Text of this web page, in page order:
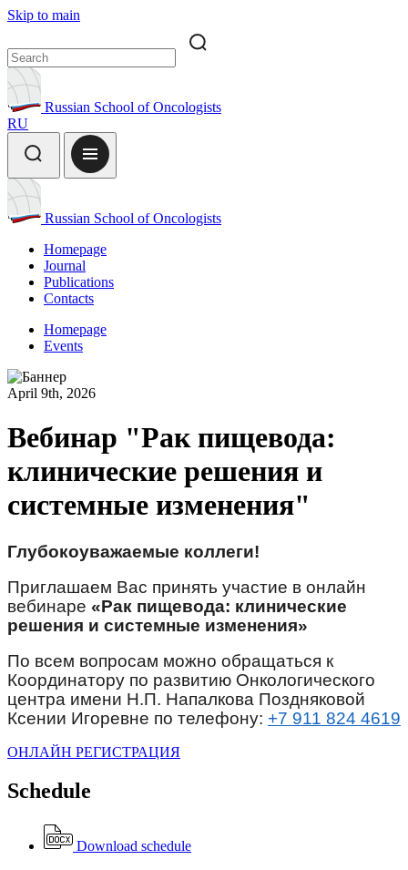
Skip to main
Russian School of Oncologists
RU
Russian School of Oncologists
Homepage
Journal
Publications
Contacts
Homepage
Events
April 9th, 2026
Вебинар "Рак пищевода:
клинические решения и
системные изменения"
Глубокоуважаемые коллеги!
Приглашаем Вас принять участие в онлайн
вебинаре «Рак пищевода: клинические
решения и системные изменения»
По всем вопросам можно обращаться к
Координатору по развитию Онкологического
центра имени Н.П. Напалкова Поздняковой
Ксении Игоревне по телефону: +7 911 824 4619
ОНЛАЙН РЕГИСТРАЦИЯ
Schedule
Download schedule